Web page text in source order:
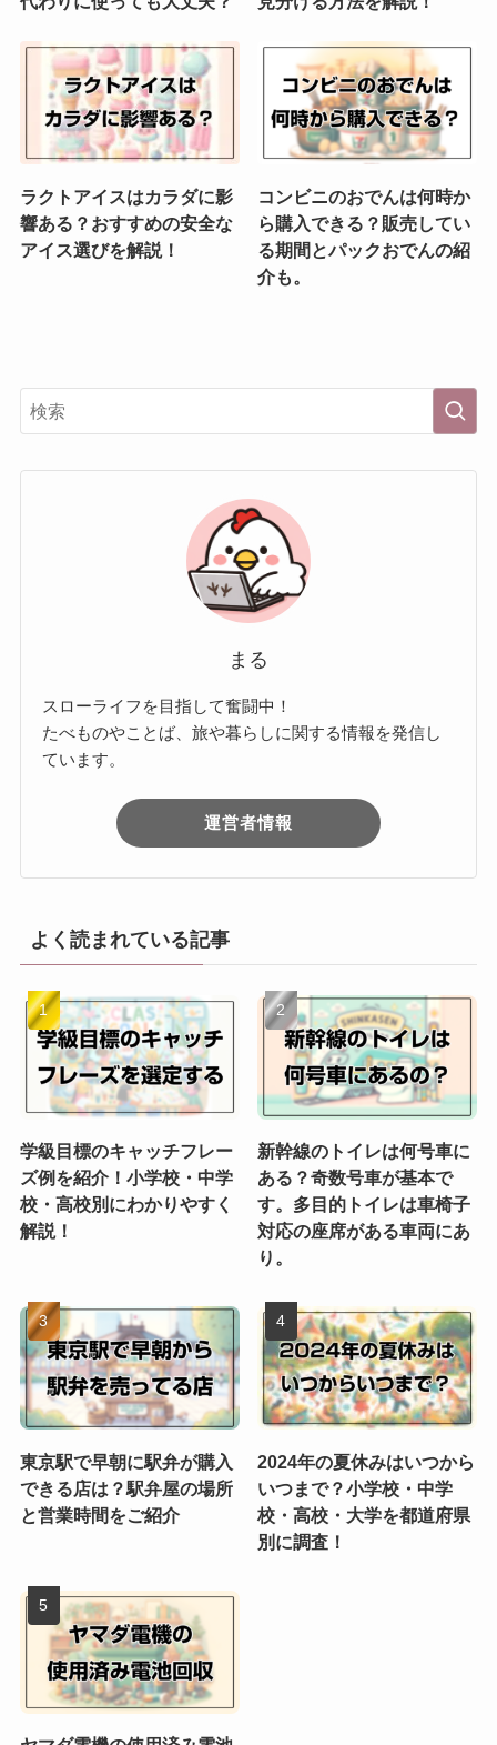
ラクトアイスはカラダに影
響ある？おすすめの安全な
アイス選びを解説！
コンビニのおでんは何時か
ら購入できる？販売してい
る期間とパックおでんの紹
介も。
まる
スローライフを目指して奮闘中！
たべものやことば、旅や暮らしに関する情報を発信し
ています。
運営者情報
よく読まれている記事
学級目標のキャッチフレー
ズ例を紹介！小学校・中学
校・高校別にわかりやすく
解説！
新幹線のトイレは何号車に
ある？奇数号車が基本で
す。多目的トイレは車椅子
対応の座席がある車両にあ
り。
東京駅で早朝に駅弁が購入
できる店は？駅弁屋の場所
と営業時間をご紹介
2024年の夏休みはいつから
いつまで？小学校・中学
校・高校・大学を都道府県
別に調査！